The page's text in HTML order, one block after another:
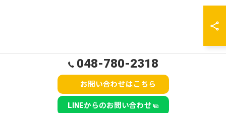
048-780-2318
お問い合わせはこちら
LINEからのお問い合わせ